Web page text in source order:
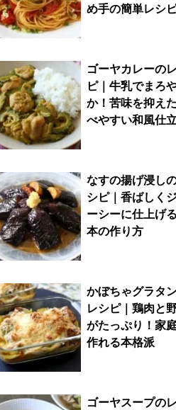
め手の簡単レシ
ゴーヤカレーの
ピ｜牛乳でまろ
か！苦味を抑え
べやすい和風仕
なすの揚げ浸し
シピ｜香ばしく
ーシーに仕上げ
本の作り方
かぼちゃグラタ
レシピ｜鶏肉と
がたっぷり！家
作れる本格派
ゴーヤスープの